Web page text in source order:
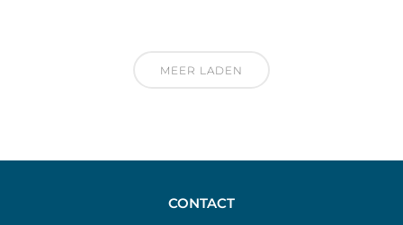
MEER LADEN
CONTACT